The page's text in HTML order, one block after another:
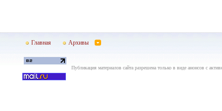
Главная Архивы
Публикация материалов сайта разрешена только в виде анонсов с